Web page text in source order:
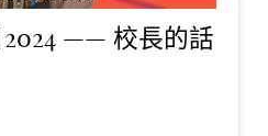
2024 —— 校長的話